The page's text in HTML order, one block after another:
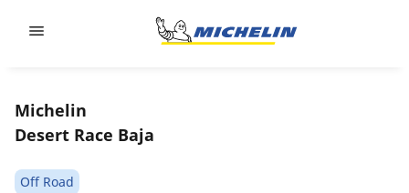
Michelin
Desert Race Baja
Off Road